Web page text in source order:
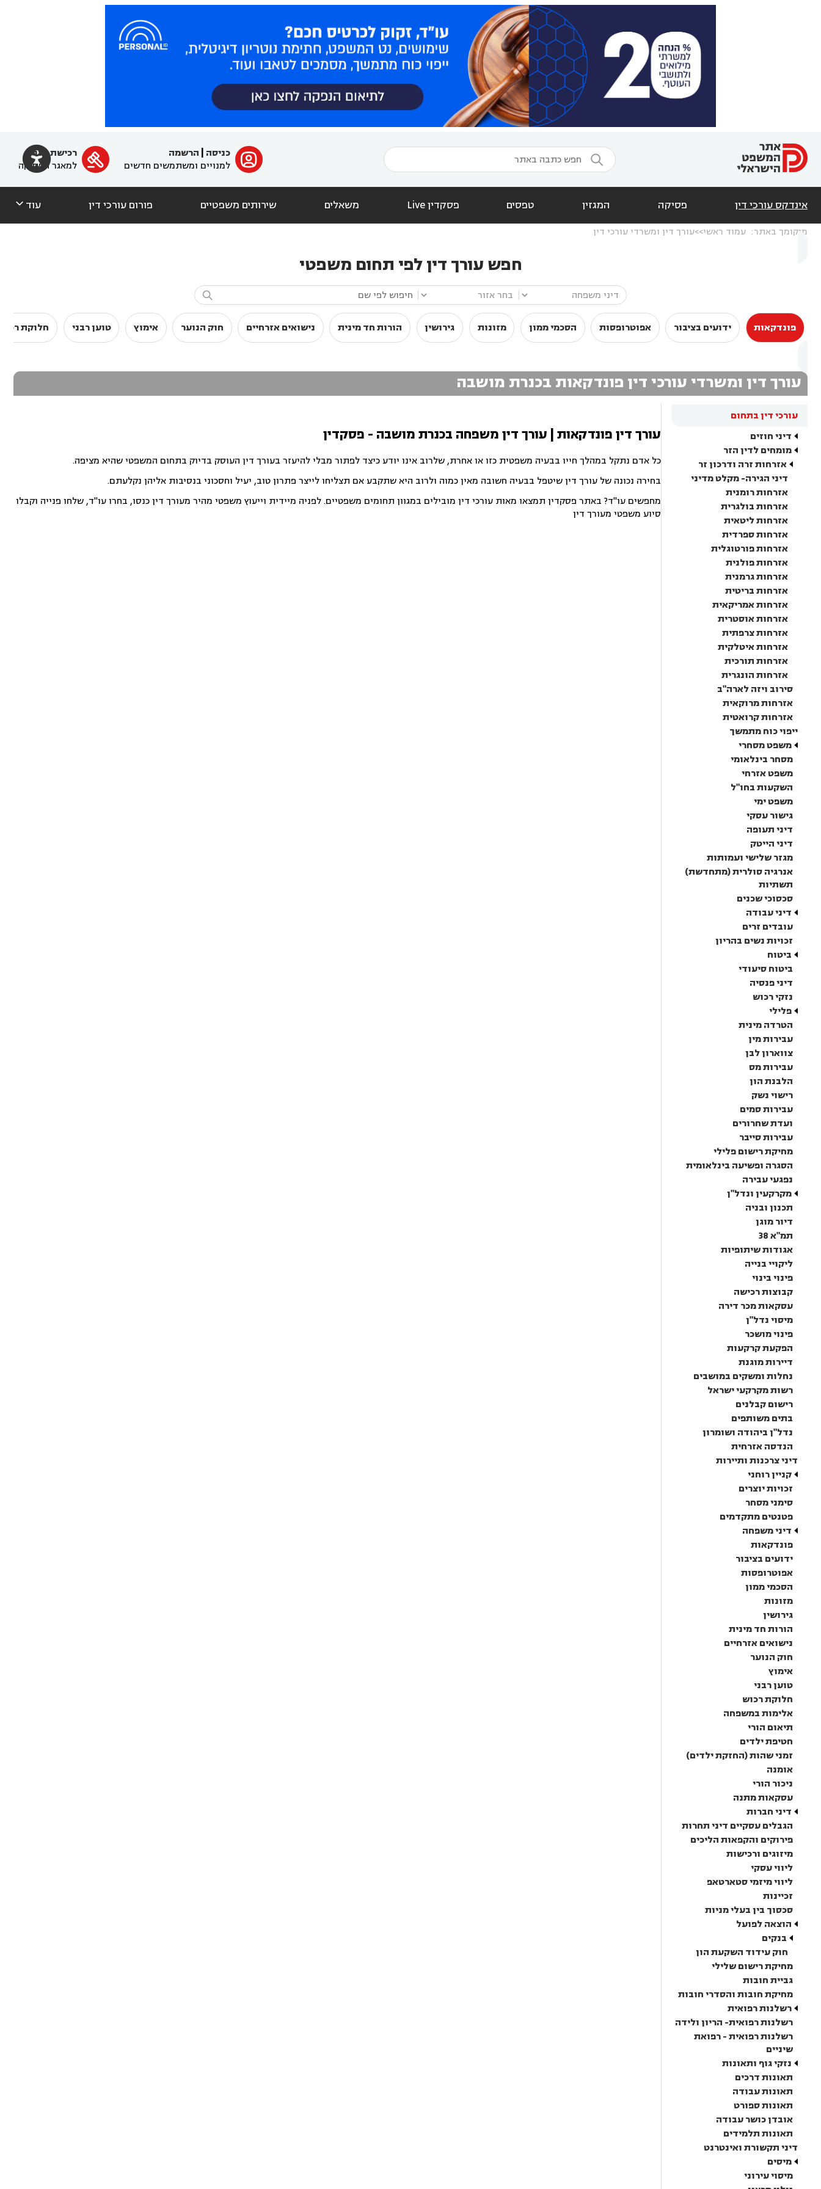
  ﱐ כניסה
הרשמה
למנויים ומשתמשים חדשים

רכישת מנוי
למאגר הפסיקה
אינדקס עורכי דין פסיקה המגזין טפסים פסקדין Live משאלים שירותים משפטיים פורום עורכי דין עוד 
מיקומך באתר: עמוד ראשי עורך דין ומשרדי עורכי דין
חפש עורך דין לפי תחום משפטי

פונדקאות ידועים בציבור אפוטרופסות הסכמי ממון מזונות גירושין הורות חד מינית נישואים אזרחיים חוק הנוער אימוץ טוען רבני חלוקת
עורך דין ומשרדי עורכי דין פונדקאות בכנרת מושבה
עורכי דין בתחום
דיני חוזים
מומחים לדין הזר
אזרחות זרה ודרכון זר
דיני הגירה- מקלט מדיני
אזרחות רומנית
אזרחות בולגרית
אזרחות ליטאית
אזרחות ספרדית
אזרחות פורטוגלית
אזרחות פולנית
אזרחות גרמנית
אזרחות בריטית
אזרחות אמריקאית
אזרחות אוסטרית
אזרחות צרפתית
אזרחות איטלקית
אזרחות תורכית
אזרחות הונגרית
סירוב ויזה לארה"ב
אזרחות מרוקאית
אזרחות קרואטית
ייפוי כוח מתמשך
משפט מסחרי
מסחר בינלאומי
משפט אזרחי
השקעות בחו"ל
משפט ימי
גישור עסקי
דיני תעופה
דיני הייטק
מגזר שלישי ועמותות
אנרגיה סולרית (מתחדשת)
תשתיות
סכסוכי שכנים
דיני עבודה
עובדים זרים
זכויות נשים בהריון
ביטוח
ביטוח סיעודי
דיני פנסיה
נזקי רכוש
פלילי
הטרדה מינית
עבירות מין
צווארון לבן
עבירות מס
הלבנת הון
רישוי נשק
עבירות סמים
ועדת שחרורים
עבירות סייבר
מחיקת רישום פלילי
הסגרה ופשיעה בינלאומית
נפגעי עבירה
מקרקעין ונדל"ן
תכנון ובניה
דיור מוגן
תמ"א 38
אגודות שיתופיות
ליקויי בנייה
פינוי בינוי
קבוצות רכישה
עסקאות מכר דירה
מיסוי נדל"ן
פינוי מושכר
הפקעת קרקעות
דיירות מוגנת
נחלות ומשקים במושבים
רשות מקרקעי ישראל
רישום קבלנים
בתים משותפים
נדל"ן ביהודה ושומרון
הנדסה אזרחית
דיני צרכנות ותיירות
קניין רוחני
זכויות יוצרים
סימני מסחר
פטנטים מתקדמים
דיני משפחה
פונדקאות
ידועים בציבור
אפוטרופסות
הסכמי ממון
מזונות
גירושין
הורות חד מינית
נישואים אזרחיים
חוק הנוער
אימוץ
טוען רבני
חלוקת רכוש
אלימות במשפחה
תיאום הורי
חטיפת ילדים
זמני שהות (החזקת ילדים)
אומנה
ניכור הורי
עסקאות מתנה
דיני חברות
הגבלים עסקיים דיני תחרות
פירוקים והקפאות הליכים
מיזוגים ורכישות
ליווי עסקי
ליווי מיזמי סטארטאפ
זכיינות
סכסוך בין בעלי מניות
הוצאה לפועל
בנקים
חוק עידוד השקעת הון
מחיקת רישום שלילי
גביית חובות
מחיקת חובות והסדרי חובות
רשלנות רפואית
רשלנות רפואית- הריון ולידה
רשלנות רפואית - רפואת
שיניים
נזקי גוף ותאונות
תאונות דרכים
תאונות עבודה
תאונות ספורט
אובדן כושר עבודה
תאונות תלמידים
דיני תקשורת ואינטרנט
מיסים
מיסוי עירוני
עורך דין פונדקאות | עורך דין משפחה בכנרת מושבה - פסקדין
כל אדם נתקל במהלך חייו בבעיה משפטית כזו או אחרת, שלרוב אינו יודע כיצד לפתור מבלי להיעזר בעורך דין העוסק בדיוק בתחום המשפטי שהיא מציפה.
בחירה נכונה של עורך דין שיטפל בבעיה חשובה מאין כמוה ולרוב היא שתקבע אם תצליחו לייצר פתרון טוב, יעיל וחסכוני בנסיבות אליהן נקלעתם.
מחפשים עו"ד? באתר פסקדין תמצאו מאות עורכי דין מובילים במגוון תחומים משפטיים. לפניה מיידית וייעוץ משפטי מהיר מעורך דין כנסו, בחרו עו"ד, שלחו פנייה וקבלו
סיוע משפטי מעורך דין